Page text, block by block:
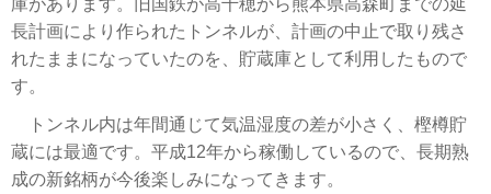
庫があります。旧国鉄が高千穂から熊本県高森町までの延
長計画により作られたトンネルが、計画の中止で取り残さ
れたままになっていたのを、貯蔵庫として利用したもので
す。
トンネル内は年間通じて気温湿度の差が小さく、樫樽貯
蔵には最適です。平成12年から稼働しているので、長期熟
成の新銘柄が今後楽しみになってきます。